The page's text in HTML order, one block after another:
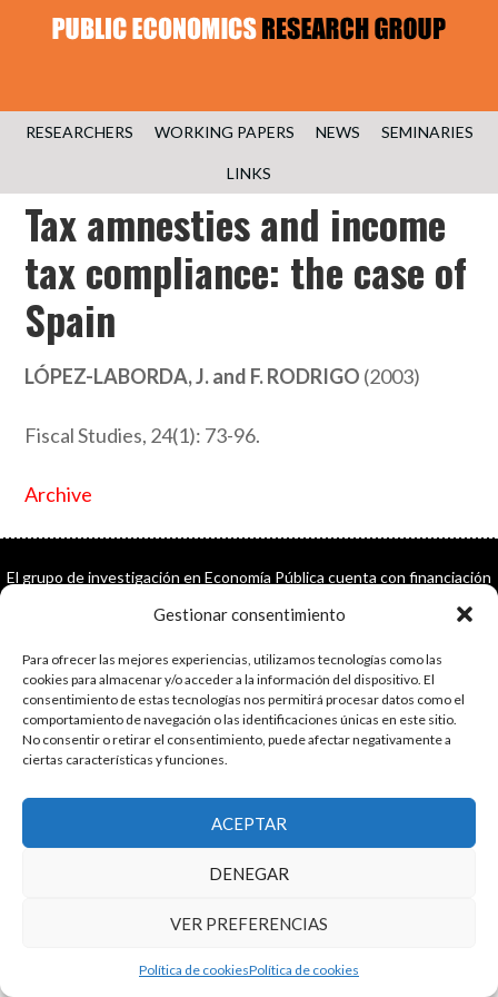
Gestionar consentimiento
Para ofrecer las mejores experiencias, utilizamos tecnologías como las
cookies para almacenar y/o acceder a la información del dispositivo. El
consentimiento de estas tecnologías nos permitirá procesar datos como el
comportamiento de navegación o las identificaciones únicas en este sitio.
No consentir o retirar el consentimiento, puede afectar negativamente a
ciertas características y funciones.
ACEPTAR
DENEGAR
VER PREFERENCIAS
Política de cookiesPolítica de cookies
RESEARCHERS WORKING PAPERS NEWS SEMINARIES
LINKS
Tax amnesties and income
tax compliance: the case of
Spain
LÓPEZ-LABORDA, J. and F. RODRIGO (2003)
Fiscal Studies, 24(1): 73-96.
Archive
El grupo de investigación en Economía Pública cuenta con financiación
Copyright © 2025 ·Monta tu Blog· construido con el framework
Genesis
Login
Cookies|Política de privacidad de datos
Copyright © 2025 ·Tema para economía públicaenGenesis Framework
·WordPress·Acceder